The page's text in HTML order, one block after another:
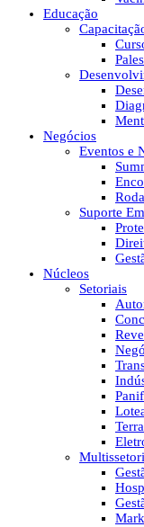
Educação
Negócios
Eventos e
Suporte
Núcleos
Setoriais